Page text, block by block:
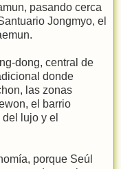
pasando cerca
Jongmyo, el
dong, central de
donde
las zonas
el barrio
lujo y el
porque Seúl